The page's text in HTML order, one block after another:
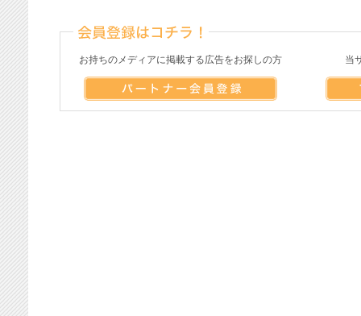
お持ちのメディアに掲載する広告をお探しの方 当